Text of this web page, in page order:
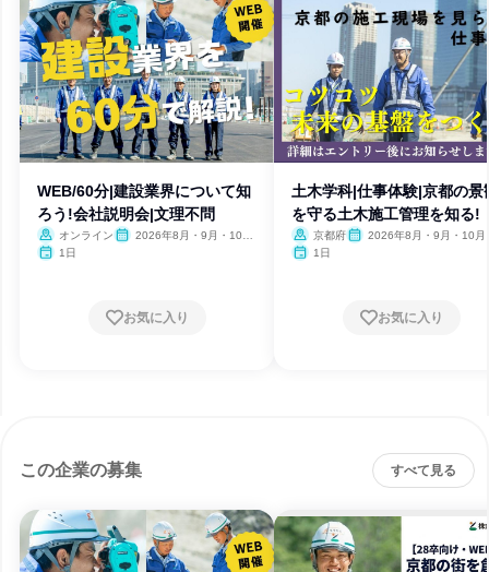
WEB/60分|建設業界について知
ろう!会社説明会|文理不問
オンライン
2026年8月・9月・10
1日
お気に入り
土木学科|仕事体験|京都の景
を守る土木施工管理を知る!
京都府
2026年8月・9月・10月
1日
お気に入り
この企業の募集 すべて見る